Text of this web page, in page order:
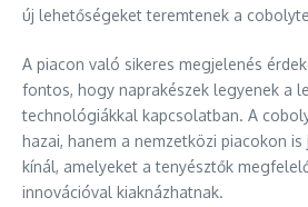
új lehetőségeket teremtenek a
A piacon való sikeres megjelenés
fontos, hogy naprakészek legyenek a
technológiákkal kapcsolatban. A
hazai, hanem a nemzetközi piacokon
kínál, amelyeket a tenyésztők
innovációval kiaknázhatnak.